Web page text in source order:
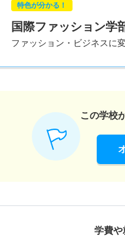
特色が分かる！
国際ファッション学
ファッション・ビジネスに
この学校
学費や